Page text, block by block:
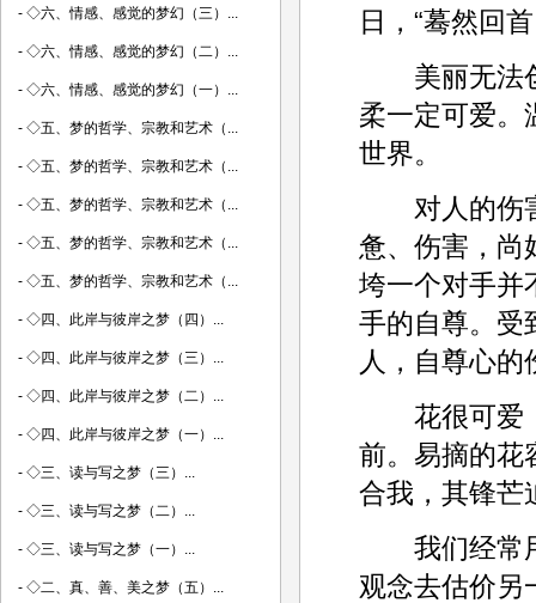
日，“蓦然回
美丽无法创
柔一定可爱。
世界。
对人的伤害
惫、伤害，尚
垮一个对手并
手的自尊。受
人，自尊心
花很可爱，
前。易摘的花
合我，其锋芒
我们经常用
观念去估价另
- ◇六、情感、感觉的梦幻（三）...
- ◇六、情感、感觉的梦幻（二）...
- ◇六、情感、感觉的梦幻（一）...
- ◇五、梦的哲学、宗教和艺术（...
- ◇五、梦的哲学、宗教和艺术（...
- ◇五、梦的哲学、宗教和艺术（...
- ◇五、梦的哲学、宗教和艺术（...
- ◇五、梦的哲学、宗教和艺术（...
- ◇四、此岸与彼岸之梦（四）...
- ◇四、此岸与彼岸之梦（三）...
- ◇四、此岸与彼岸之梦（二）...
- ◇四、此岸与彼岸之梦（一）...
- ◇三、读与写之梦（三）...
- ◇三、读与写之梦（二）...
- ◇三、读与写之梦（一）...
- ◇二、真、善、美之梦（五）...